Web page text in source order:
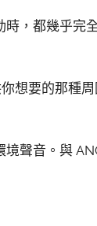
，都幾乎完
想要的那種
聲音。與